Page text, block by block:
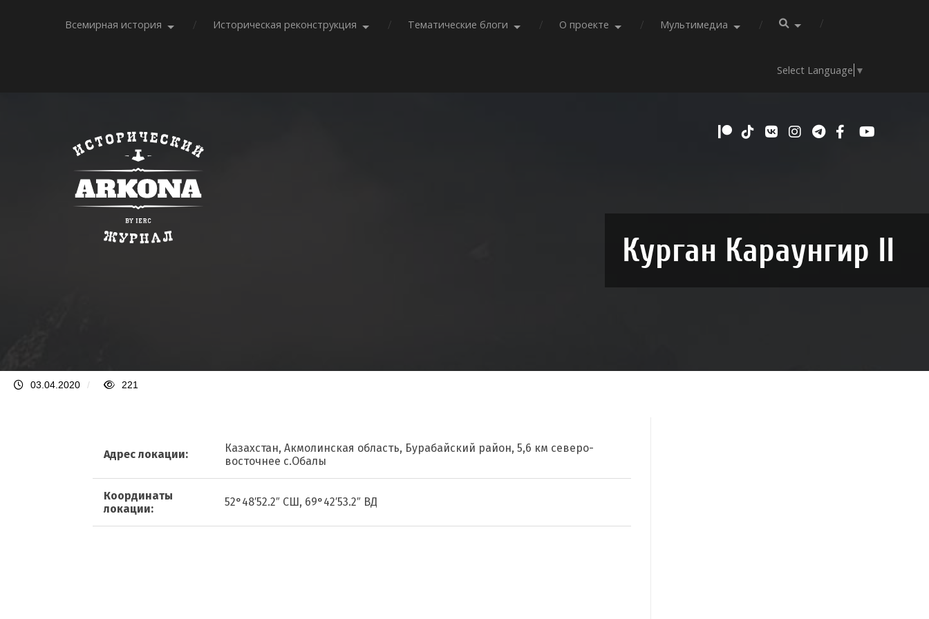
Всемирная история Историческая реконструкция Тематические блоги О проекте Мультимедиа
Select Language ▼
Курган Караунгир II
03.04.2020 / 221
Адрес локации:
Казахстан, Акмолинская область, Бурабайский район, 5,6 км северо-
восточнее с.Обалы
Координаты
локации:
52°48′52.2″ СШ, 69°42′53.2″ ВД